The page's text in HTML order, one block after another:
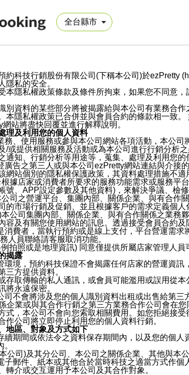
約科技行銷股份有限公司(下稱本公司)於ezPretty
隱私的安全。
本隱私權政策條款及條件所拘束，如果您不同意，
別資料的某些部分將被揭露給與本公司有業務合
本隱私權政策已合併並與會員合約的條款相一致
站將盡快回覆並進行解釋說明。
理及利用您的個人資料
務、使用服務或參與本公司網站各項活動，本公
/或提供相關服務及活動或為本公司進行行銷分析
通知、行銷分析等用途等，蒐集、處理及利用您的
廣告之第三人或與本公司ezPretty網站連結與介
網站個別的隱私權保護政策，其資料處理措施不
據店家或消費者所要求的服務功能需求或服務
號、APP設定參數及其他資料)，來解決爭議、檢
司之營運平台、集團內部、關係企業、與有合
的市場行銷及促銷、並且根據客戶的需求定義個
公司集團內部、關係企業、與有合作關係之業
容及有關您使用網站的訊息。透過接受會員合約
消費者，當執行預約或是線上支付，平台營運需
人員聯絡請客服取消功能。
拍照或是地理資訊) 同意僅提供所屬店家管理人
揭露
環境，預約科技保證不會揭露任何店家的營運資
三方提供資料。
存取傳輸的私人通訊，或會員可能濫用或誤用從
將永遠保密。
司不會將涉及您的個人識別資料出租或出售給第三
企業或與其合作行銷之第三方業務合作公司會在
式，本公司不會向您索取相關費用。如您拒絕接
作公司將立即停止利用您的個人資料行銷。
地區、對象及方式如下
續期間或依法令之資料保存期間內，以及您的個
公司)及其分公司、本公司之關係企業、其他與本
子郵件、紙本或其他合於當時科技之適當方式作
轉介或交互運用予本公司及其合作對象。